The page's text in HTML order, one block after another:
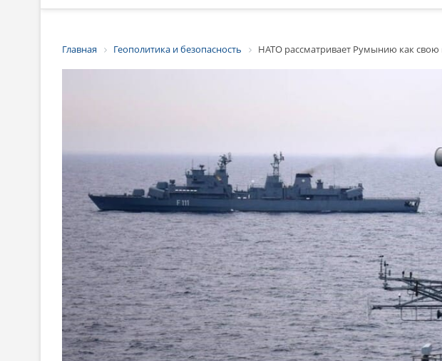
Главная Геополитика и безопасность НАТО рассматривает Румынию как